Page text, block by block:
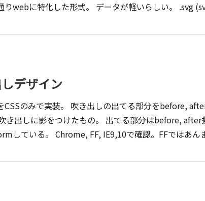
りwebに特化した形式。 データが軽いらしい。 .svg
デザイン
CSSのみで実装。 吹き出しの出てる部分をbefore,
き出しに影をつけたもの。 出てる部分はbefore,
している。 Chrome, FF, IE9,10で確認。FFではあん